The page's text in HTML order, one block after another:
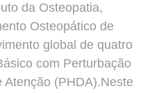
da Osteopatia,
Osteopático de
global de quatro
com Perturbação
(PHDA).Neste